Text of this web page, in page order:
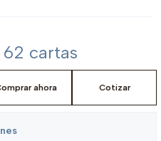
cartas
ahora Cotizar